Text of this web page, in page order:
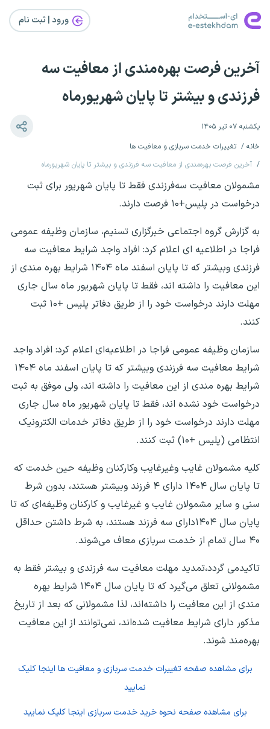
ورود | ثبت‌ نام
آخرین فرصت بهره‌مندی از معافیت سه
فرزندی و بیشتر تا پایان شهریورماه
یکشنبه ۰۷ تیر ۱۴۰۵
خانه
تغییرات خدمت سربازی و معافیت ها
آخرین فرصت بهره‌مندی از معافیت سه فرزندی و بیشتر تا پایان شهریورماه
مشمولان معافیت سه‌فرزندی فقط تا پایان شهریور برای ثبت
درخواست در پلیس+۱۰ فرصت دارند.
به گزارش گروه اجتماعی خبرگزاری تسنیم، سازمان وظیفه عمومی
فراجا در اطلاعیه ای اعلام کرد: افراد واجد شرایط معافیت سه
فرزندی وبیشتر که تا پایان اسفند ماه ۱۴۰۴ شرایط بهره مندی از
این معافیت را داشته اند، فقط تا پایان شهریور ماه سال جاری
مهلت دارند درخواست خود را از طریق دفاتر پلیس +۱۰ ثبت
کنند.
سازمان وظیفه عمومی فراجا در اطلاعیه‌ای اعلام کرد: افراد واجد
شرایط معافیت سه فرزندی وبیشتر که تا پایان اسفند ماه ۱۴۰۴
شرایط بهره مندی از این معافیت را داشته اند، ولی موفق به ثبت
درخواست خود نشده اند، فقط تا پایان شهریور ماه سال جاری
مهلت دارند درخواست خود را از طریق دفاتر خدمات الکترونیک
انتظامی (پلیس +۱۰) ثبت کنند.
کلیه مشمولان غایب وغیرغایب وکارکنان وظیفه حین خدمت که
تا پایان سال ۱۴۰۴ دارای ۴ فرزند وبیشتر هستند، بدون شرط
سنی و سایر مشمولان غایب و غیرغایب و کارکنان وظیفه‌ای که تا
پایان سال ۱۴۰۴دارای سه فرزند هستند، به شرط داشتن حداقل
۴۰ سال تمام از خدمت سربازی معاف می‌شوند.
تاکیدمی گردد،تمدید مهلت معافیت سه فرزندی و بیشتر فقط به
مشمولانی تعلق می‌گیرد که تا پایان سال ۱۴۰۴ شرایط بهره
مندی از این معافیت را داشته‌اند، لذا مشمولانی که بعد از تاریخ
مذکور دارای شرایط معافیت شده‌اند، نمی‌توانند از این معافیت
بهره‌مند شوند.
برای مشاهده صفحه تغییرات خدمت سربازی و معافیت ها اینجا کلیک
نمایید
برای مشاهده صفحه نحوه خرید خدمت سربازی اینجا کلیک نمایید